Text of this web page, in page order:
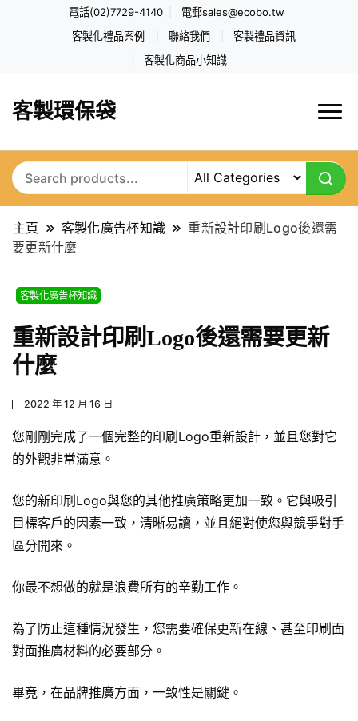
電話(02)7729-4140 電郵sales@ecobo.tw
客製化禮品案例 聯絡我們 客製禮品資訊
客製化商品小知識
客製環保袋
主頁 客製化廣告杯知識
重新設計印刷Logo後還需
要更新什麼
客製化廣告杯知識
重新設計印刷Logo後還需要更新
什麼
2022 年 12 月 16 日
您剛剛完成了一個完整的印刷Logo重新設計，並且您對它
的外觀非常滿意。
您的新印刷Logo與您的其他推廣策略更加一致。它與吸引
目標客戶的因素一致，清晰易讀，並且絕對使您與競爭對手
區分開來。
你最不想做的就是浪費所有的辛勤工作。
為了防止這種情況發生，您需要確保更新在線、甚至印刷面
對面推廣材料的必要部分。
畢竟，在品牌推廣方面，一致性是關鍵。